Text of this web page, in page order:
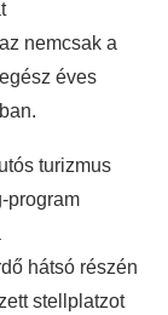
nemcsak a
éves
turizmus
program
hátsó részén
stellplatzot